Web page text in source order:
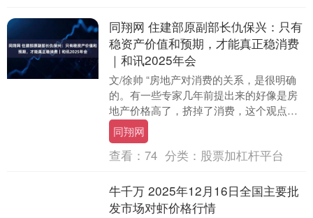
同翔网 住建部原副部长仇保兴：只有
稳资产价值和预期，才能真正稳消费
｜和讯2025年会
文/徐帅 “房地产对消费的关系，是很明确
的。有一些专家几年前提出来的好像是房
地产价格高了，挤掉了消费，这个观点是
不正确的。” 12月7日，由联办集团、和讯
共同主....
同翔网
查看： 74 分类： 股票加杠杆平台
牛千万 2025年12月16日全国主要批
发市场对虾价格行情